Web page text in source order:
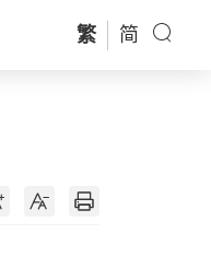
繁 简